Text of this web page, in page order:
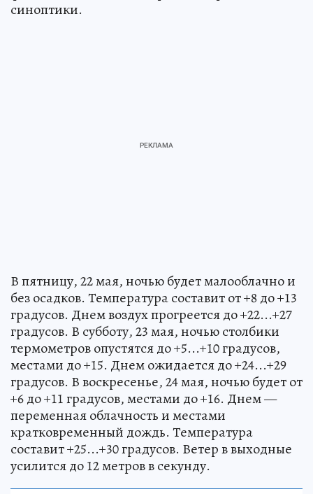
синоптики.
В пятницу, 22 мая, ночью будет малооблачно и
без осадков. Температура составит от +8 до +13
градусов. Днем воздух прогреется до +22...+27
градусов. В субботу, 23 мая, ночью столбики
термометров опустятся до +5...+10 градусов,
местами до +15. Днем ожидается до +24...+29
градусов. В воскресенье, 24 мая, ночью будет от
+6 до +11 градусов, местами до +16. Днем —
переменная облачность и местами
кратковременный дождь. Температура
составит +25...+30 градусов. Ветер в выходные
усилится до 12 метров в секунду.